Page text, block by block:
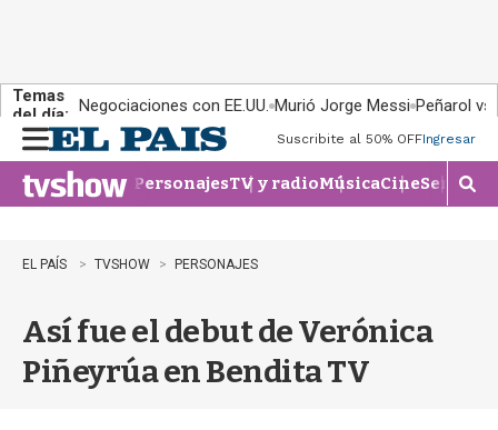
Temas
del día: Negociaciones con EE.UU. Murió Jorge Messi Peñarol
n
u
Suscribite al 50% OFFIngresar
PersonajesTV y radioMúsicaCineSeries
M
o
EL PAÍS TVSHOW PERSONAJES
Así fue el debut de Verónica
Piñeyrúa en Bendita TV